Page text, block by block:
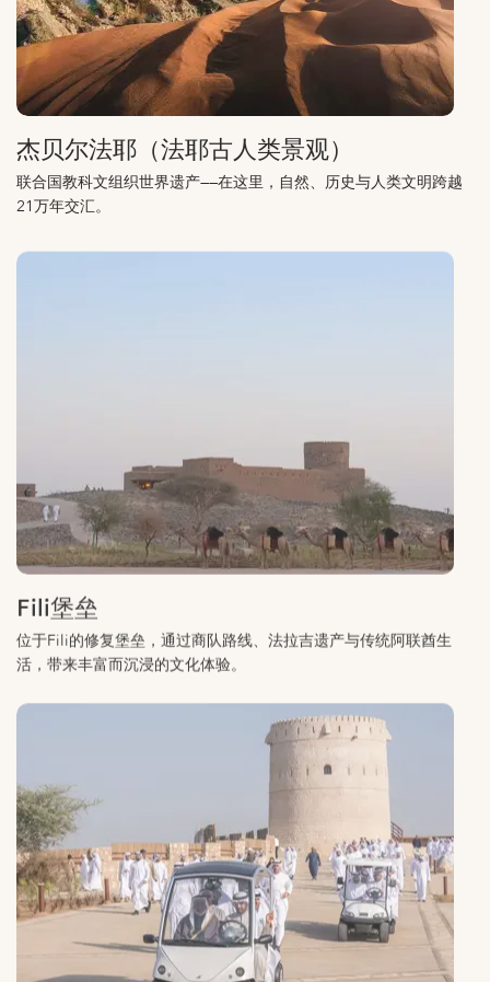
联合国教科文组织世界遗产——在这里，自然、历史与人类文明跨越
21万年交汇。
Fili堡垒
位于Fili的修复堡垒，通过商队路线、法拉吉遗产与传统阿联酋生
活，带来丰富而沉浸的文化体验。